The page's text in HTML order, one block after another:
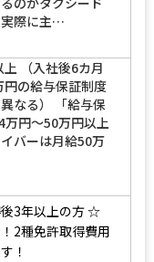
実際に主…
（入社後6カ月
の給与保証制度
なる） 「給与保
万円～50万円以上
バーは月給50万
3年以上の方☆
2種免許取得費用
！